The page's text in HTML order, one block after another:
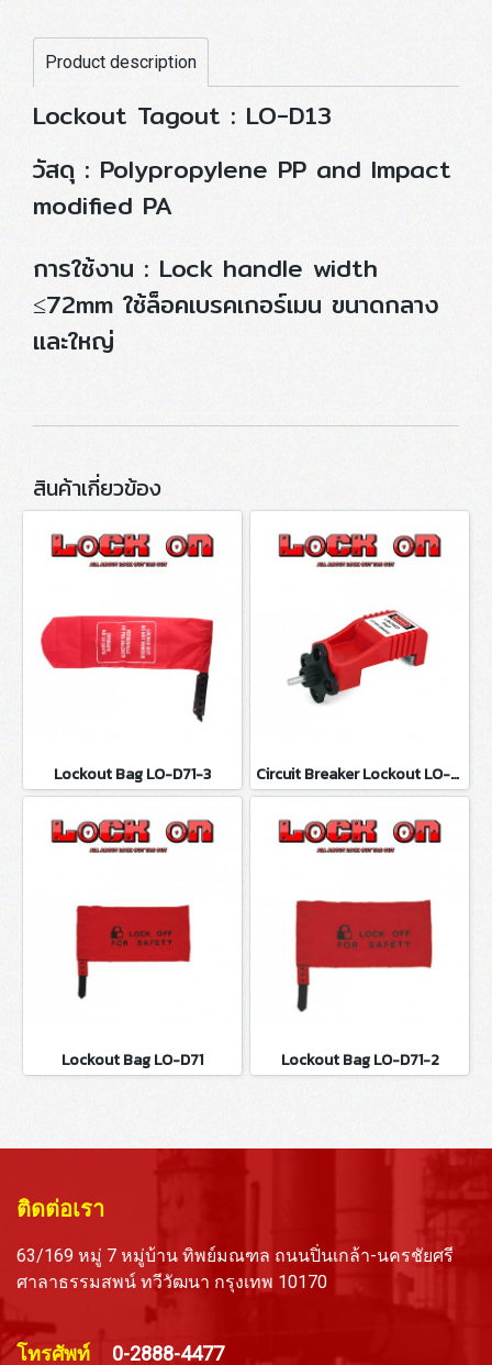
Product description
Lockout Tagout : LO-D13
วัสดุ : Polypropylene PP and Impact
modified PA
การใช้งาน : Lock handle width
≤72mm ใช้ล็อคเบรคเกอร์เมน ขนาดกลาง
และใหญ่
สินค้าเกี่ยวข้อง
Lockout Bag LO-D71-3 Circuit Breaker Lockout LO-D100
Lockout Bag LO-D71 Lockout Bag LO-D71-2
ติดต่อเรา
63/169 หมู่ 7 หมู่บ้าน ทิพย์มณฑล ถนนปิ่นเกล้า-นครชัยศรี
ศาลาธรรมสพน์ ทวีวัฒนา กรุงเทพ 10170
โทรศัพท์ 0-2888-4477